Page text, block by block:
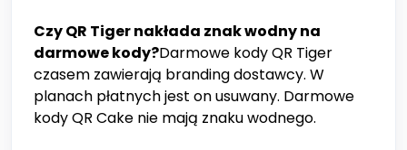
Czy QR Tiger nakłada znak wodny na
darmowe kody?Darmowe kody QR Tiger
czasem zawierają branding dostawcy. W
planach płatnych jest on usuwany. Darmowe
kody QR Cake nie mają znaku wodnego.